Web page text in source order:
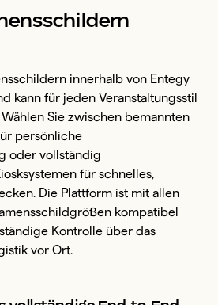
innerhalb von Entegy
kann für jeden Veranstaltungsstil
Sie zwischen bemannten
persönliche
oder vollständig
für schnelles,
Die Plattform ist mit allen
kompatibel
Kontrolle über das
vor Ort.